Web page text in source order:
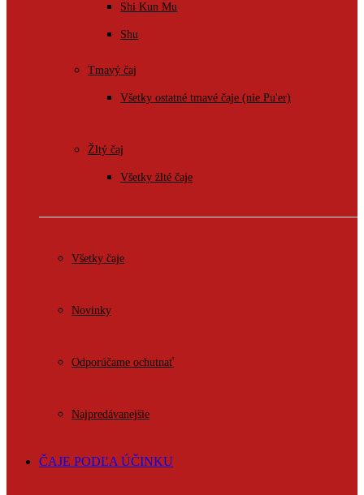
Shi Kun Mu
Shu
Tmavý čaj
Všetky ostatné tmavé čaje (nie Pu'er)
Žltý čaj
Všetky žlté čaje
Všetky čaje
Novinky
Odporúčame ochutnať
Najpredávanejšie
ČAJE PODĽA ÚČINKU